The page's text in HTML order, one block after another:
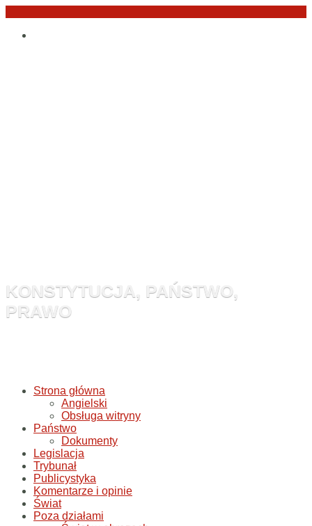
Przejdź
KONSTYTUCJA, PAŃSTWO,
PRAWO
Strona główna
Angielski
Obsługa witryny
Państwo
Dokumenty
Legislacja
Trybunał
Publicystyka
Komentarze i opinie
Świat
Poza działami